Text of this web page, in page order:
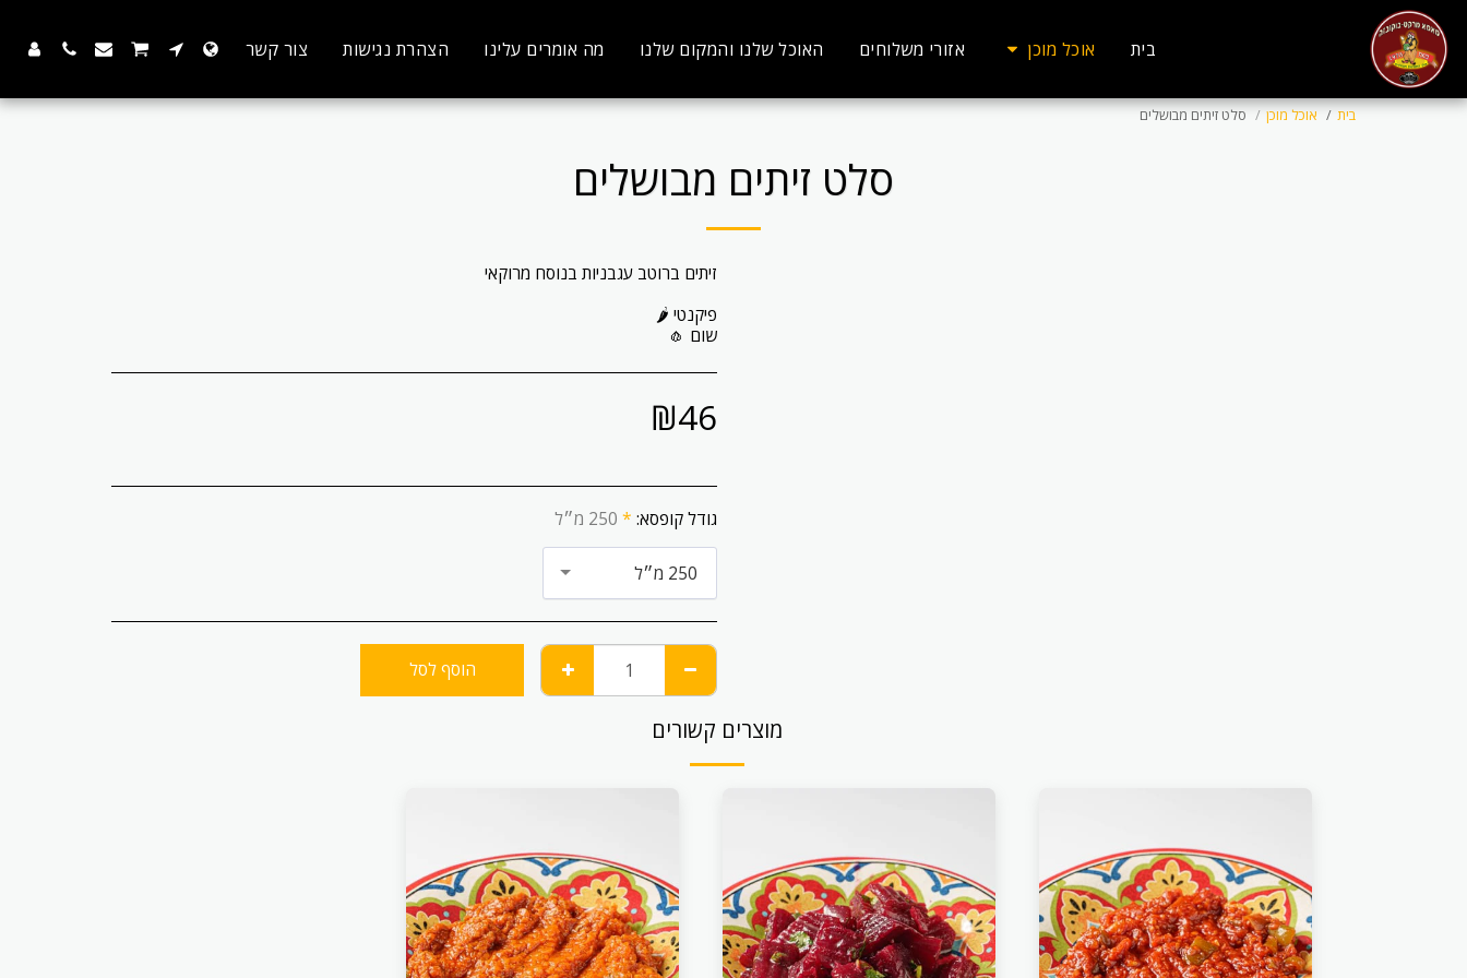
בית אוכל מוכן אזורי משלוחים האוכל שלנו והמקום שלנו מה אומרים עלינו הצהרת נגישות צור קשר
בית אוכל מוכן סלט זיתים מבושלים
סלט זיתים מבושלים
שום 🧄
₪46
גודל קופסא: * 250 מ״ל
250 מ״ל
הוסף לסל
מוצרים קשורים